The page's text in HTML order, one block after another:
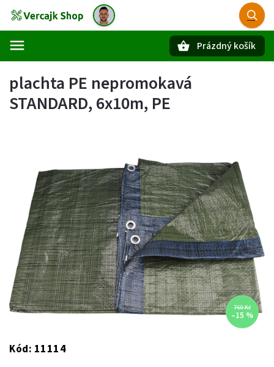
Prázdný košík
plachta PE nepromokavá
STANDARD, 6x10m, PE
760 Kč
–15 %
Kód: 11114